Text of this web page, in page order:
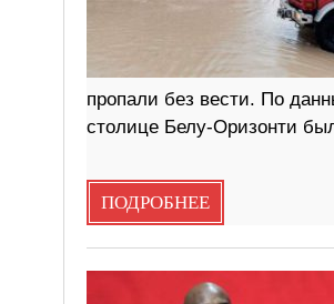
пропали без вести. По
столице Белу-Оризонти
ПОДРОБНЕЕ